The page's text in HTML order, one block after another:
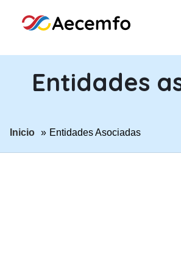
Entidades
ir a página:
Inicio Entidades Asociadas